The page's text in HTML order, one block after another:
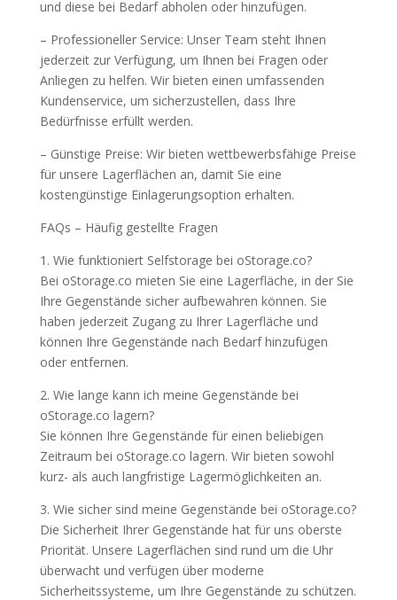
und diese bei Bedarf abholen oder hinzufügen.
– Professioneller Service: Unser Team steht Ihnen
jederzeit zur Verfügung, um Ihnen bei Fragen oder
Anliegen zu helfen. Wir bieten einen umfassenden
Kundenservice, um sicherzustellen, dass Ihre
Bedürfnisse erfüllt werden.
– Günstige Preise: Wir bieten wettbewerbsfähige Preise
für unsere Lagerflächen an, damit Sie eine
kostengünstige Einlagerungsoption erhalten.
FAQs – Häufig gestellte Fragen
1. Wie funktioniert Selfstorage bei oStorage.co?
Bei oStorage.co mieten Sie eine Lagerfläche, in der Sie
Ihre Gegenstände sicher aufbewahren können. Sie
haben jederzeit Zugang zu Ihrer Lagerfläche und
können Ihre Gegenstände nach Bedarf hinzufügen
oder entfernen.
2. Wie lange kann ich meine Gegenstände bei
oStorage.co lagern?
Sie können Ihre Gegenstände für einen beliebigen
Zeitraum bei oStorage.co lagern. Wir bieten sowohl
kurz- als auch langfristige Lagermöglichkeiten an.
3. Wie sicher sind meine Gegenstände bei oStorage.co?
Die Sicherheit Ihrer Gegenstände hat für uns oberste
Priorität. Unsere Lagerflächen sind rund um die Uhr
überwacht und verfügen über moderne
Sicherheitssysteme, um Ihre Gegenstände zu schützen.